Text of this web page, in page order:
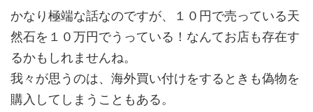
かなり極端な話なのですが、１０円で売っている天
然石を１０万円でうっている！なんてお店も存在す
るかもしれませんね。
我々が思うのは、海外買い付けをするときも偽物を
購入してしまうこともある。